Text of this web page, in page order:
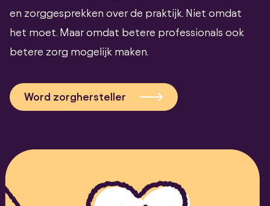
en zorggesprekken over de praktijk. Niet omdat
het moet. Maar omdat betere professionals ook
betere zorg mogelijk maken.
Word zorghersteller